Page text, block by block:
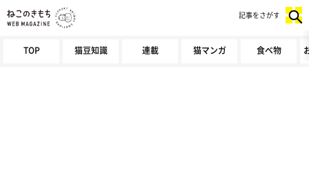
TOP 猫豆知識 連載 猫マンガ 食べ物
記事をさがす